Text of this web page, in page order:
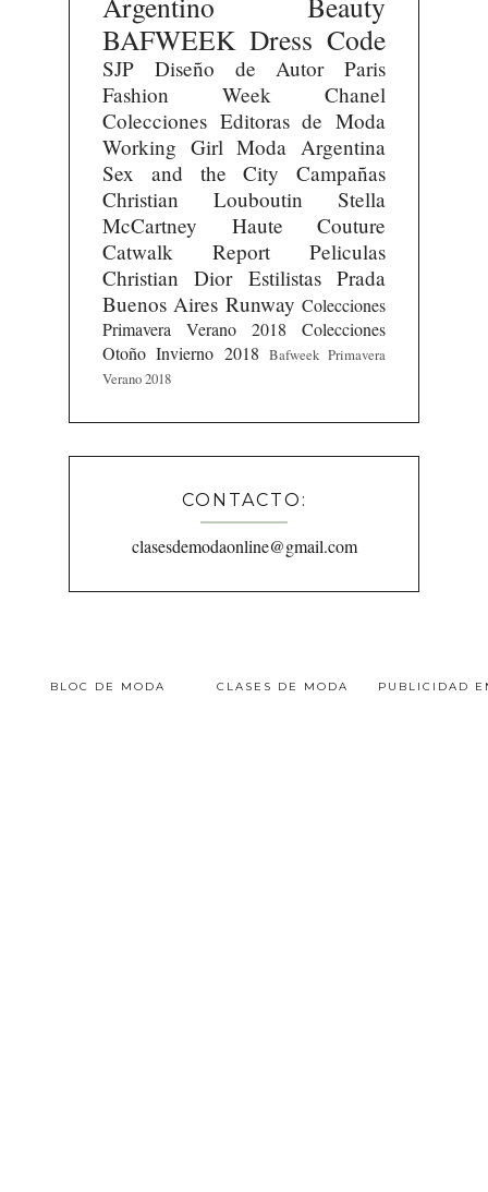
BAFWEEK Dress Code
SJP Diseño de Autor
Paris
Fashion Week
Chanel
Colecciones Editoras de Moda
Working Girl Moda Argentina
Sex and the City
Campañas
Christian Louboutin
Stella
McCartney
Haute Couture
Catwalk Report
Peliculas
Christian Dior Estilistas Prada
Buenos Aires Runway Colecciones
Primavera Verano 2018
Colecciones
Otoño Invierno 2018 Bafweek Primavera
Verano 2018
CONTACTO:
clasesdemodaonline@gmail.com
BLOC DE MODA CLASES DE MODA PUBLICIDAD